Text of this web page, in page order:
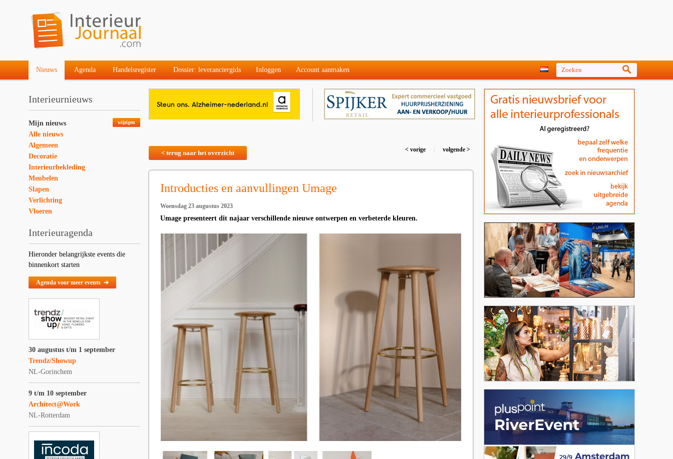
Nieuws Agenda Handelsregister Dossier: leveranciergids Inloggen Account aanmaken
Interieurnieuws
wijzigen
Mijn nieuws
Alle nieuws
Algemeen
Decoratie
Interieurbekleding
Meubelen
Slapen
Verlichting
Vloeren
Interieuragenda
Hieronder belangrijkste events die
binnenkort starten
Agenda voor meer events ➔
30 augustus t/m 1 september
Trendz/Showup
NL-Gorinchem
9 t/m 10 september
Architect@Work
NL-Rotterdam
< terug naar het overzicht < vorige volgende >
Introducties en aanvullingen Umage
Woensdag 23 augustus 2023
Umage presenteert dit najaar verschillende nieuwe ontwerpen en verbeterde kleuren.